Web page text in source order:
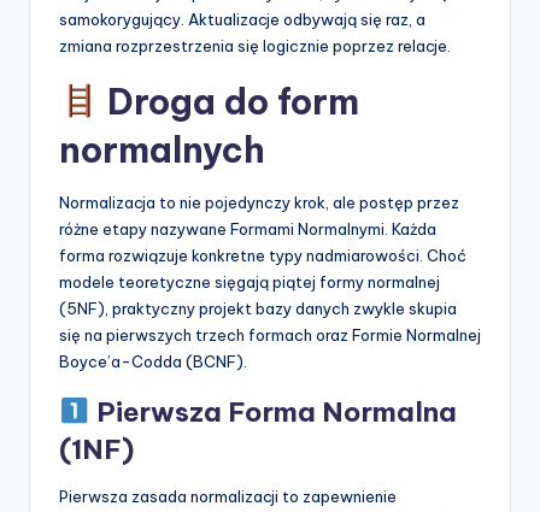
samokorygujący. Aktualizacje odbywają się raz, a
zmiana rozprzestrzenia się logicznie poprzez relacje.
Droga do form
normalnych
Normalizacja to nie pojedynczy krok, ale postęp przez
różne etapy nazywane Formami Normalnymi. Każda
forma rozwiązuje konkretne typy nadmiarowości. Choć
modele teoretyczne sięgają piątej formy normalnej
(5NF), praktyczny projekt bazy danych zwykle skupia
się na pierwszych trzech formach oraz Formie Normalnej
Boyce’a-Codda (BCNF).
Pierwsza Forma Normalna
(1NF)
Pierwsza zasada normalizacji to zapewnienie